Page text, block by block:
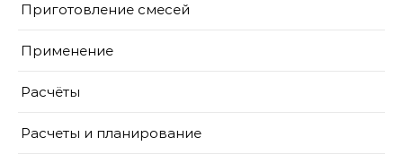
Приготовление смесей
Применение
Расчёты
Расчеты и планирование